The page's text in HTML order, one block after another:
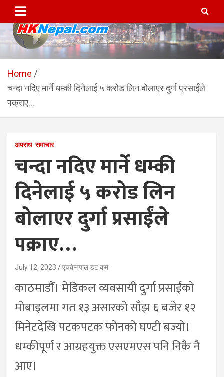
content
HKNepal.com – हङकङबाट
सञ्चालित पहिलो नेपाली अनलाईन
पत्रिका
hknepal, hknepal.com, hk nepal, hk nepal com
Home
चन्दा नदिए मार्ने धम्की दिनेलाई ५ करोड लिन बोलाएर दुर्गा प्रसाईंले
पक्राए…
अपराध समाचार
चन्दा नदिए मार्ने धम्की
दिनेलाई ५ करोड लिन
बोलाएर दुर्गा प्रसाईंले
पक्राए…
July 12, 2023 एचकेनेपाल डट कम
काठमाडौं। मेडिकल व्यवसायी दुर्गा प्रसाईंको
मोबाइलमा गत १३ असारको साँझ ६ बजेर १२
मिनेटदेखि पटकपटक फोनको घण्टी बज्यो।
धम्कीपूर्ण र आग्रहयुक्त एसएमएस पनि निकै नै
आए।